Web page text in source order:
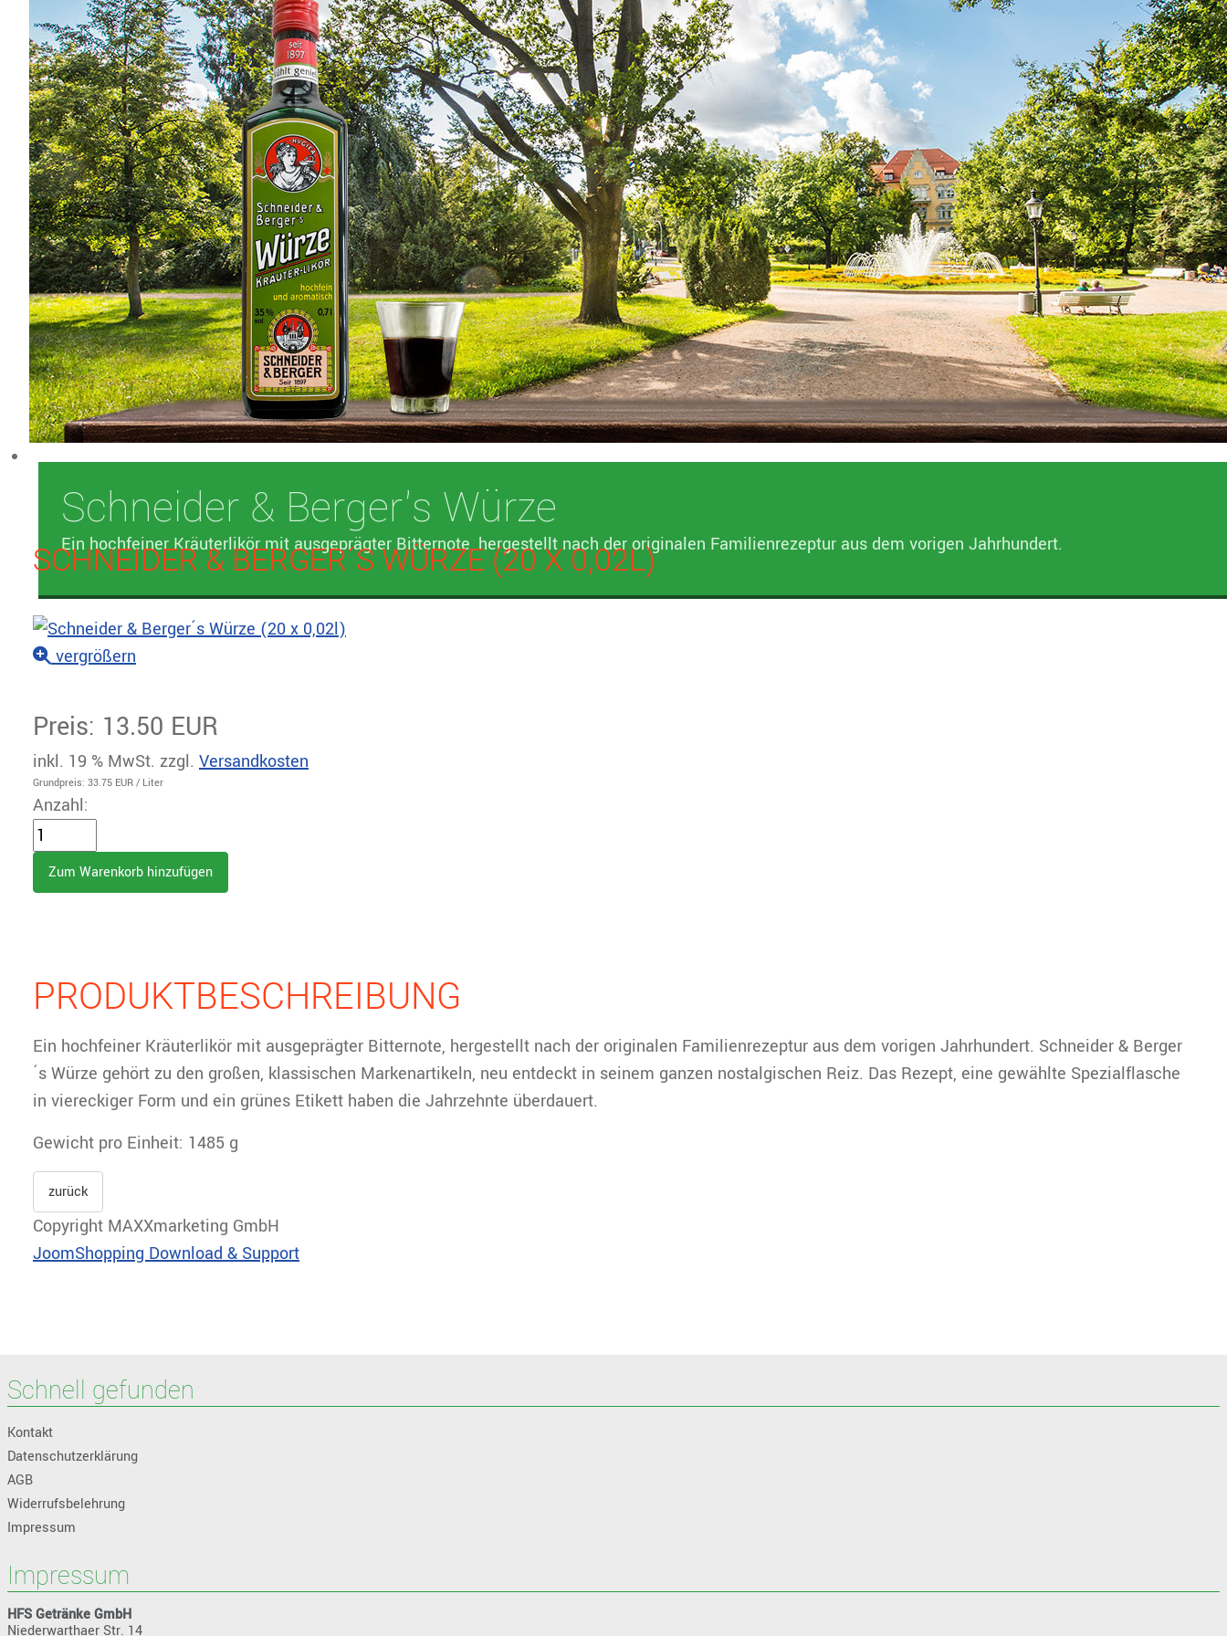
Schneider & Berger's Würze
Ein hochfeiner Kräuterlikör mit ausgeprägter Bitternote, hergestellt nach der originalen Familienrezeptur aus dem vorigen Jahrhundert.
SCHNEIDER & BERGER´S WÜRZE (20 X 0,02L)
vergrößern
Preis: 13.50 EUR
inkl. 19 % MwSt. zzgl. Versandkosten
Grundpreis: 33.75 EUR / Liter
Anzahl:
PRODUKTBESCHREIBUNG
Ein hochfeiner Kräuterlikör mit ausgeprägter Bitternote, hergestellt nach der originalen Familienrezeptur aus dem vorigen Jahrhundert. Schneider & Berger
´s Würze gehört zu den großen, klassischen Markenartikeln, neu entdeckt in seinem ganzen nostalgischen Reiz. Das Rezept, eine gewählte Spezialflasche
in viereckiger Form und ein grünes Etikett haben die Jahrzehnte überdauert.
Gewicht pro Einheit: 1485 g
Copyright MAXXmarketing GmbH
JoomShopping Download & Support
Schnell gefunden
Kontakt
Datenschutzerklärung
AGB
Widerrufsbelehrung
Impressum
Impressum
HFS Getränke GmbH
Niederwarthaer Str. 14